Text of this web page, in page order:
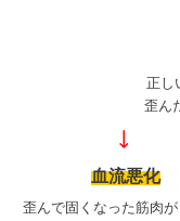
正し
歪ん
↓
血流悪化
歪んで固くなった筋肉が